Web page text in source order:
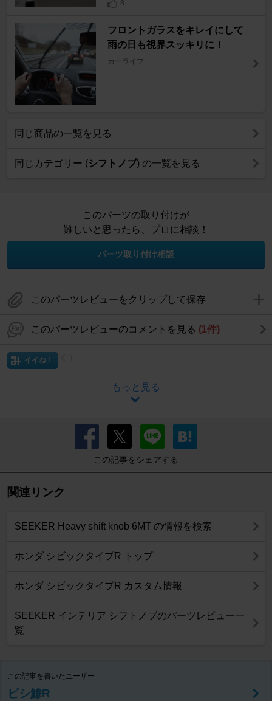
8
フロントガラスをキレイにして
雨の日も視界スッキリに！
カーライフ
同じ商品の一覧を見る
同じカテゴリー (シフトノブ) の一覧を見る
このパーツの取り付けが
難しいと思ったら、プロに相談！
パーツ取り付け相談
このパーツレビューをクリップして保存
このパーツレビューのコメントを見る (1件)
イイね！
もっと見る
この記事をシェアする
関連リンク
SEEKER Heavy shift knob 6MT の情報を検索
ホンダ シビックタイプR トップ
ホンダ シビックタイプR カスタム情報
SEEKER インテリア シフトノブのパーツレビュー一
覧
この記事を書いたユーザー
ビシ鯵R